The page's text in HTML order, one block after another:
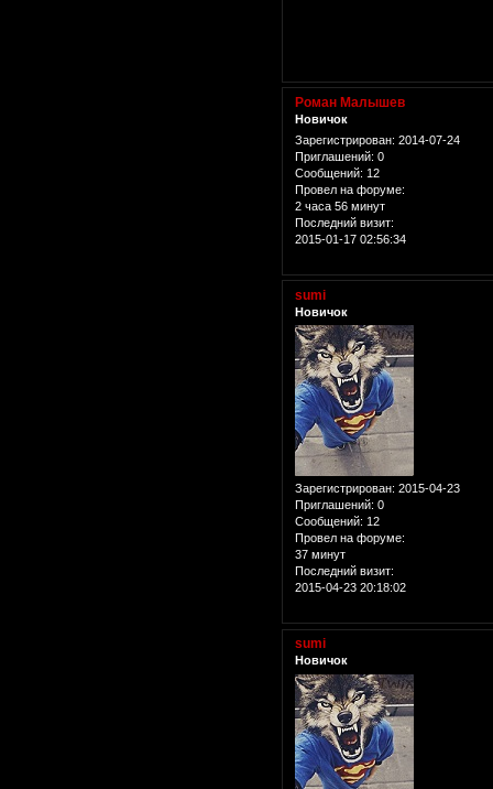
Роман Малышев
Новичок
Зарегистрирован: 2014-07-24
Приглашений: 0
Сообщений: 12
Провел на форуме:
2 часа 56 минут
Последний визит:
2015-01-17 02:56:34
sumi
Новичок
Зарегистрирован: 2015-04-23
Приглашений: 0
Сообщений: 12
Провел на форуме:
37 минут
Последний визит:
2015-04-23 20:18:02
sumi
Новичок